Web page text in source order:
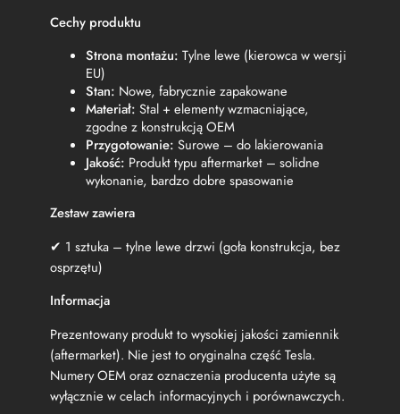
Cechy produktu
Strona montażu: Tylne lewe (kierowca w wersji
EU)
Stan: Nowe, fabrycznie zapakowane
Materiał: Stal + elementy wzmacniające,
zgodne z konstrukcją OEM
Przygotowanie: Surowe – do lakierowania
Jakość: Produkt typu aftermarket – solidne
wykonanie, bardzo dobre spasowanie
Zestaw zawiera
✔ 1 sztuka – tylne lewe drzwi (goła konstrukcja, bez
osprzętu)
Informacja
Prezentowany produkt to wysokiej jakości zamiennik
(aftermarket). Nie jest to oryginalna część Tesla.
Numery OEM oraz oznaczenia producenta użyte są
wyłącznie w celach informacyjnych i porównawczych.